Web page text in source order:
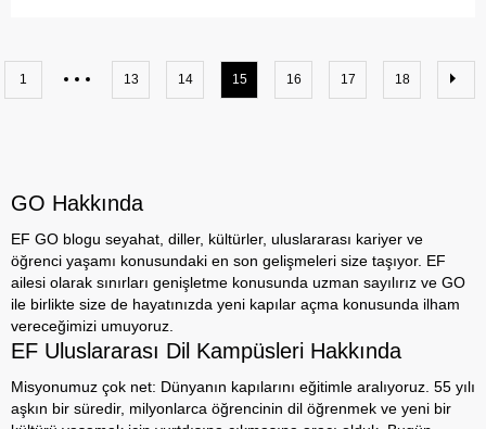
1 13 14 15 16 17 18
GO Hakkında
EF GO blogu seyahat, diller, kültürler, uluslararası kariyer ve
öğrenci yaşamı konusundaki en son gelişmeleri size taşıyor. EF
ailesi olarak sınırları genişletme konusunda uzman sayılırız ve GO
ile birlikte size de hayatınızda yeni kapılar açma konusunda ilham
vereceğimizi umuyoruz.
EF Uluslararası Dil Kampüsleri Hakkında
Misyonumuz çok net: Dünyanın kapılarını eğitimle aralıyoruz. 55 yılı
aşkın bir süredir, milyonlarca öğrencinin dil öğrenmek ve yeni bir